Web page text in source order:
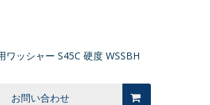
ワッシャー S45C 硬度 WSSBH
お問い合わせ